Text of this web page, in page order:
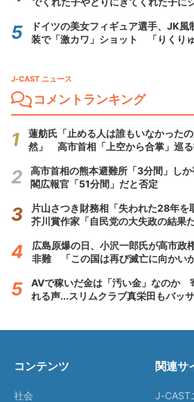
ドイツの美女フィギュア選手、JK
装で「激カワ」ショット 「りくり
J-CAST ニュース
コメントランキング
蓮舫氏「止める人は誰もいなかった
然」 高市首相「上空から合掌」巡
高市首相の熊本避難所「3分間」し
閣広報官「51分間」だと否定
片山さつき財務相「失われた28年
芥川賞作家「自民党の大失政の結果
広島原爆の日、小沢一郎氏が高市政
非難 「この国は再び滅亡に向かい
AVで稼いだ金は「汚い金」なのか
れる声...スリムクラブ真栄田もバッ
コンテンツ
社会
関連サ
J-CAST